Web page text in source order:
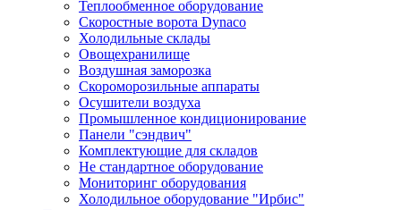
Теплообменное оборудование
Скоростные ворота Dynaco
Холодильные склады
Овощехранилище
Воздушная заморозка
Скороморозильные аппараты
Осушители воздуха
Промышленное кондиционирование
Панели "сэндвич"
Комплектующие для складов
Не стандартное оборудование
Мониторинг оборудования
Холодильное оборудование "Ирбис"